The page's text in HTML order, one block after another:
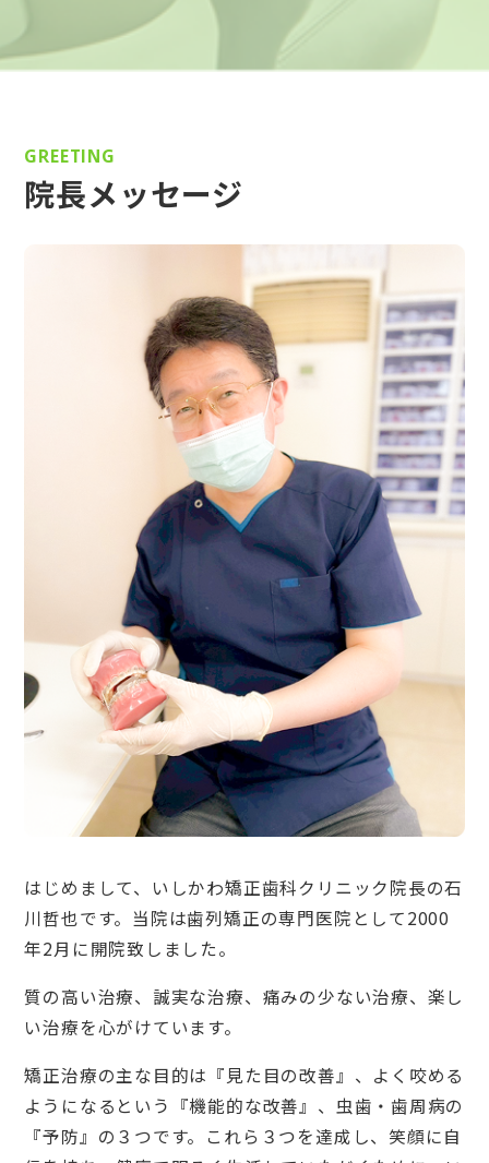
GREETING
院長メッセージ
はじめまして、いしかわ矯正歯科クリニック院長の石
川哲也です。当院は歯列矯正の専門医院として2000
年2月に開院致しました。
質の高い治療、誠実な治療、痛みの少ない治療、楽し
い治療を心がけています。
矯正治療の主な目的は『見た目の改善』、よく咬める
ようになるという『機能的な改善』、虫歯・歯周病の
『予防』の３つです。これら３つを達成し、笑顔に自